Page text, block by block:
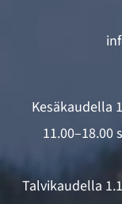
Kesäkaudella
11.00–18.00
Talvikaudella